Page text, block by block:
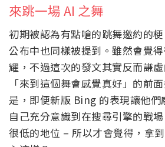
來跳一場 AI 之舞
初期被認為有點嗆的跳舞邀約的
公布中也同樣被提到。雖然會覺
耀，不過這次的發文其實反而謙虛
「來到這個舞會感覺真好」的前
是，即便新版 Bing 的表現讓他們
自己充分意識到在搜尋引擎的戰
很低的地位 – 所以才會覺得，拿